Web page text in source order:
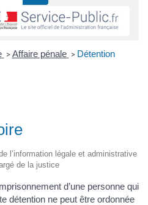
> Affaire pénale > Détention
l’information légale et administrative
de la justice
d’une personne qui
détention ne peut être ordonnée